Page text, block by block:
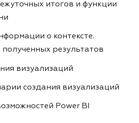
итогов и функции
о контексте.
результатов
визуализаций
создания визуализаций
Power BI